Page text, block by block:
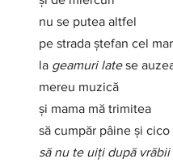
nu se putea altfel
pe strada ștefan cel
la geamuri late se
mereu muzică
și mama mă trimitea
să cumpăr pâine și cico
să nu te uiți după vrăbii